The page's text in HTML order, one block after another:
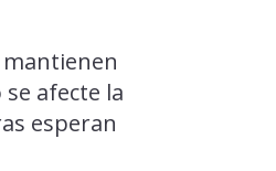
afecte la
esperan